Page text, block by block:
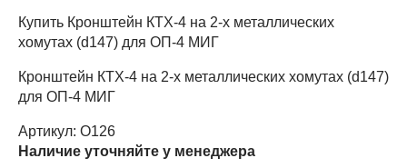
Купить Кронштейн КТХ-4 на 2-х металлических
хомутах (d147) для ОП-4 МИГ
Кронштейн КТХ-4 на 2-х металлических хомутах (d147)
для ОП-4 МИГ
Артикул: О126
Наличие уточняйте у менеджера